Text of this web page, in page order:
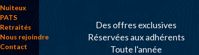
Nuiteux
PATS
Retraités
Nous rejoindre
Contact
Des offres exclusives
Réservées aux adhérents
Toute l'année